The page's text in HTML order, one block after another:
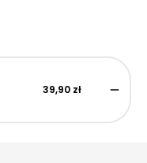
39,90 zł